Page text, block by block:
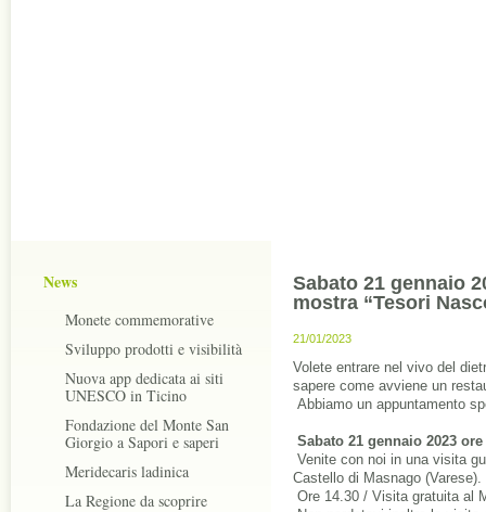
News
Monete commemorative
Sviluppo prodotti e visibilità
Nuova app dedicata ai siti
UNESCO in Ticino
Fondazione del Monte San
Giorgio a Sapori e saperi
Meridecaris ladinica
La Regione da scoprire
Sabato 21 gennaio
mostra “Tesori
21/01/2023
Volete entrare nel vivo del
sapere come avviene un
Abbiamo un appuntamento
Sabato 21 gennaio 2023 ore
Venite con noi in una visita
Castello di Masnago (Varese).
Ore 14.30 / Visita gratuita al